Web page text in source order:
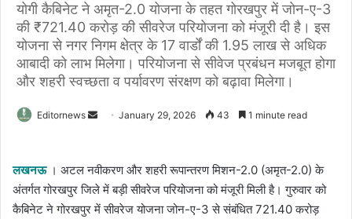
योगी कैबिनेट ने अमृत-2.0 योजना के तहत गोरखपुर में जोन-ए-3
की ₹721.40 करोड़ की सीवरेज परियोजना को मंजूरी दी है। इस
योजना से नगर निगम क्षेत्र के 17 वार्डों की 1.95 लाख से अधिक
आबादी को लाभ मिलेगा। परियोजना से सीवेज प्रबंधन मजबूत होगा
और शहरी स्वच्छता व पर्यावरण संरक्षण को बढ़ावा मिलेगा।
Editornews
SendJanuary 29, 2026 43 1 minute read
लखनऊ । अटल नवीकरण और शहरी रूपान्तरण मिशन-2.0 (अमृत-2.0) के
अंतर्गत गोरखपुर जिले में बड़ी सीवरेज परियोजना को मंजूरी मिली है। गुरुवार को
कैबिनेट ने गोरखपुर में सीवरेज योजना जोन-ए-3 से संबंधित 721.40 करोड़